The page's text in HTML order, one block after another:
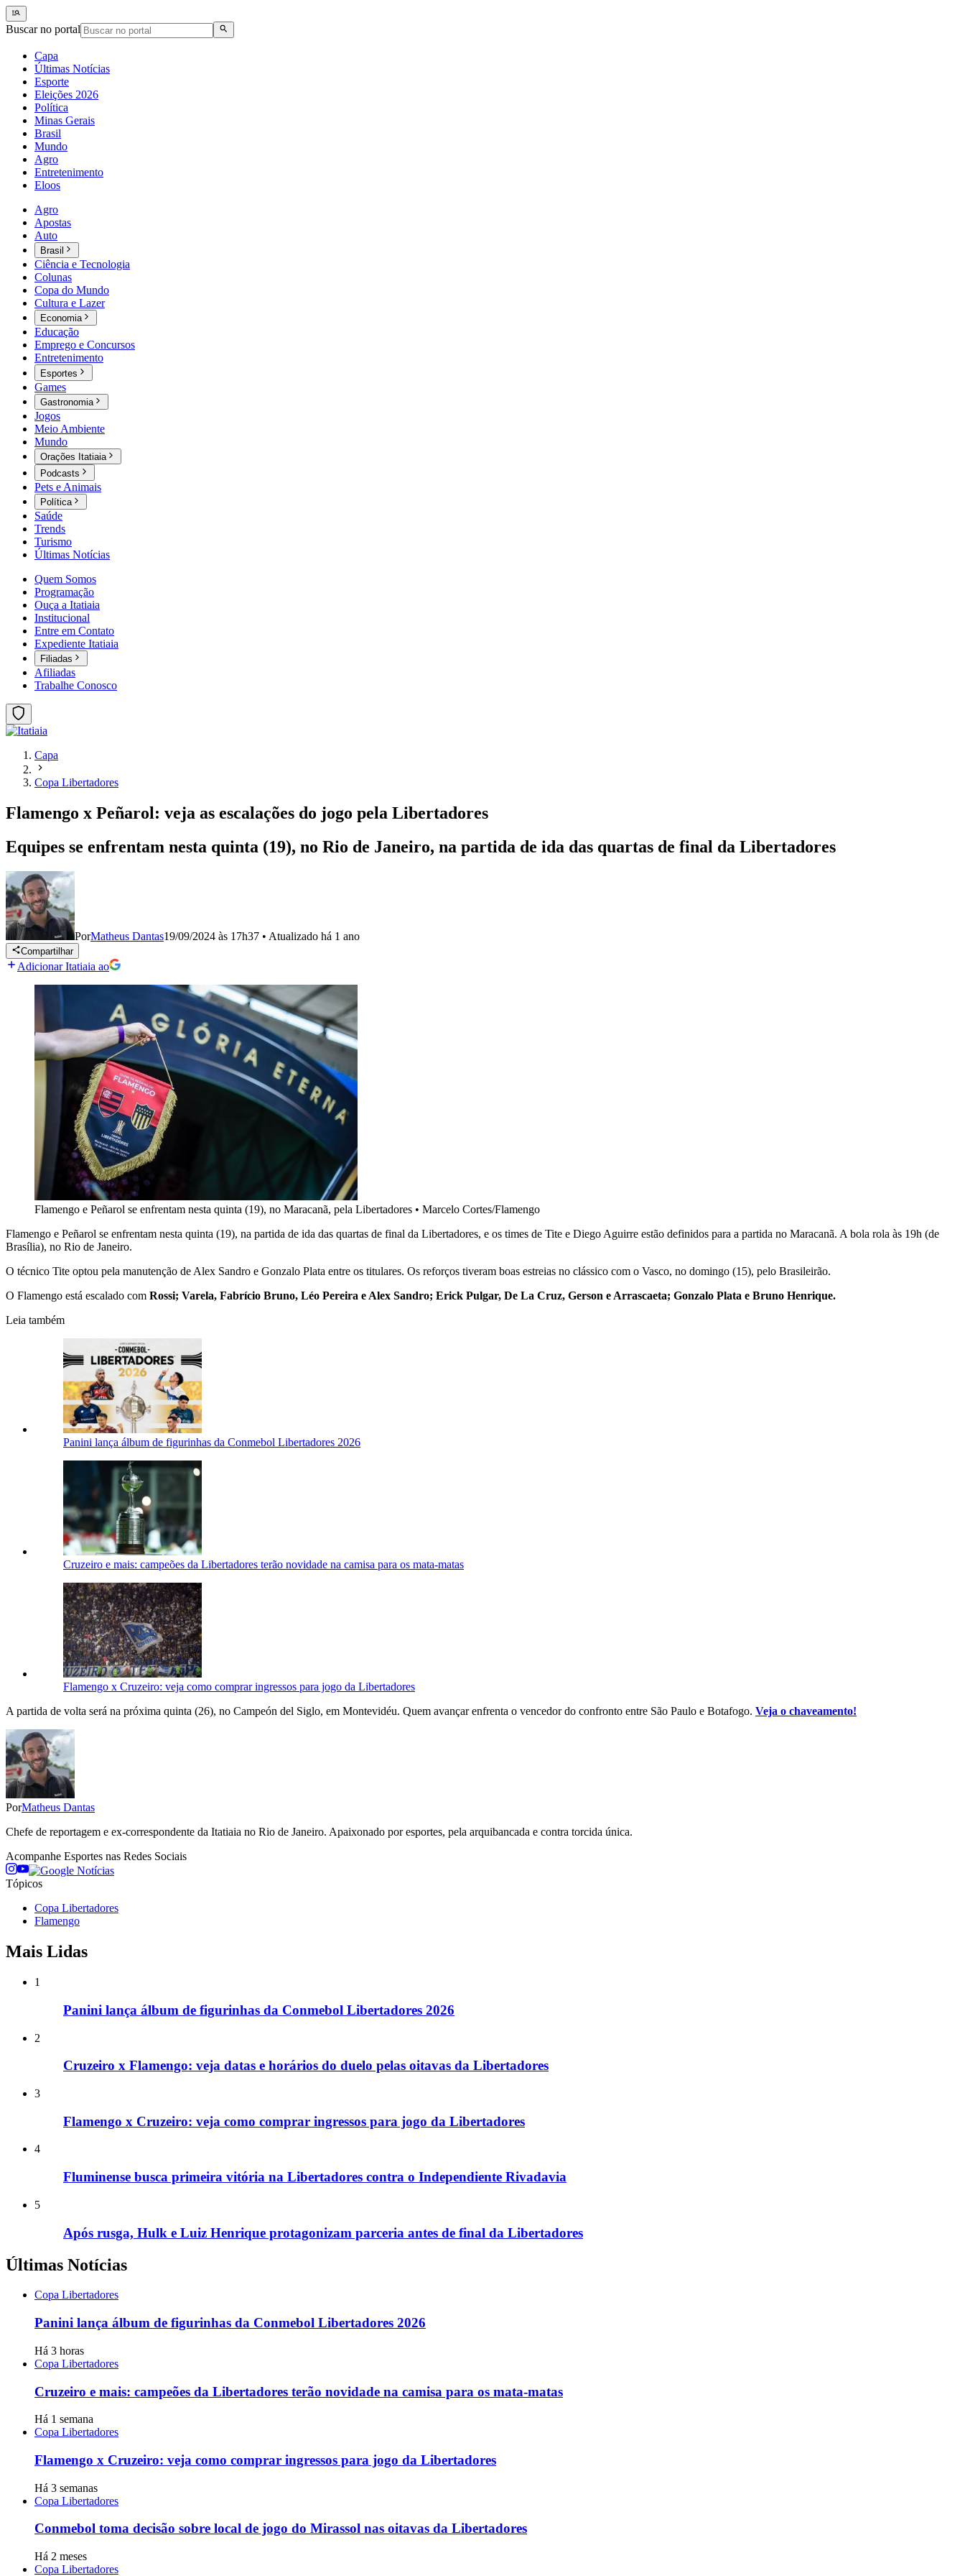
Buscar no portal
Capa
Últimas Notícias
Esporte
Eleições 2026
Política
Minas Gerais
Brasil
Mundo
Agro
Entretenimento
Eloos
Agro
Apostas
Auto
Brasil
Ciência e Tecnologia
Colunas
Copa do Mundo
Cultura e Lazer
Economia
Educação
Emprego e Concursos
Entretenimento
Esportes
Games
Gastronomia
Jogos
Meio Ambiente
Mundo
Orações Itatiaia
Podcasts
Pets e Animais
Política
Saúde
Trends
Turismo
Últimas Notícias
Quem Somos
Programação
Ouça a Itatiaia
Institucional
Entre em Contato
Expediente Itatiaia
Filiadas
Afiliadas
Trabalhe Conosco
Capa
Copa Libertadores
Flamengo x Peñarol: veja as escalações do jogo pela Libertadores
Equipes se enfrentam nesta quinta (19), no Rio de Janeiro, na partida de ida das quartas de final da Libertadores
PorMatheus Dantas19/09/2024 às 17h37 • Atualizado há 1 ano
Compartilhar
Adicionar Itatiaia ao
Flamengo e Peñarol se enfrentam nesta quinta (19), no Maracanã, pela Libertadores • Marcelo Cortes/Flamengo
Flamengo e Peñarol se enfrentam nesta quinta (19), na partida de ida das quartas de final da Libertadores, e os times de Tite e Diego Aguirre estão definidos para a partida no Maracanã. A bola rola às 19h (de
Brasília), no Rio de Janeiro.
O técnico Tite optou pela manutenção de Alex Sandro e Gonzalo Plata entre os titulares. Os reforços tiveram boas estreias no clássico com o Vasco, no domingo (15), pelo Brasileirão.
O Flamengo está escalado com Rossi; Varela, Fabrício Bruno, Léo Pereira e Alex Sandro; Erick Pulgar, De La Cruz, Gerson e Arrascaeta; Gonzalo Plata e Bruno Henrique.
Leia também
Panini lança álbum de figurinhas da Conmebol Libertadores 2026
Cruzeiro e mais: campeões da Libertadores terão novidade na camisa para os mata-matas
Flamengo x Cruzeiro: veja como comprar ingressos para jogo da Libertadores
A partida de volta será na próxima quinta (26), no Campeón del Siglo, em Montevidéu. Quem avançar enfrenta o vencedor do confronto entre São Paulo e Botafogo. Veja o chaveamento!
PorMatheus Dantas
Chefe de reportagem e ex-correspondente da Itatiaia no Rio de Janeiro. Apaixonado por esportes, pela arquibancada e contra torcida única.
Acompanhe Esportes nas Redes Sociais
Tópicos
Copa Libertadores
Flamengo
Mais Lidas
1
Panini lança álbum de figurinhas da Conmebol Libertadores 2026
2
Cruzeiro x Flamengo: veja datas e horários do duelo pelas oitavas da Libertadores
3
Flamengo x Cruzeiro: veja como comprar ingressos para jogo da Libertadores
4
Fluminense busca primeira vitória na Libertadores contra o Independiente Rivadavia
5
Após rusga, Hulk e Luiz Henrique protagonizam parceria antes de final da Libertadores
Últimas Notícias
Copa Libertadores
Panini lança álbum de figurinhas da Conmebol Libertadores 2026
Há 3 horas
Copa Libertadores
Cruzeiro e mais: campeões da Libertadores terão novidade na camisa para os mata-matas
Há 1 semana
Copa Libertadores
Flamengo x Cruzeiro: veja como comprar ingressos para jogo da Libertadores
Há 3 semanas
Copa Libertadores
Conmebol toma decisão sobre local de jogo do Mirassol nas oitavas da Libertadores
Há 2 meses
Copa Libertadores